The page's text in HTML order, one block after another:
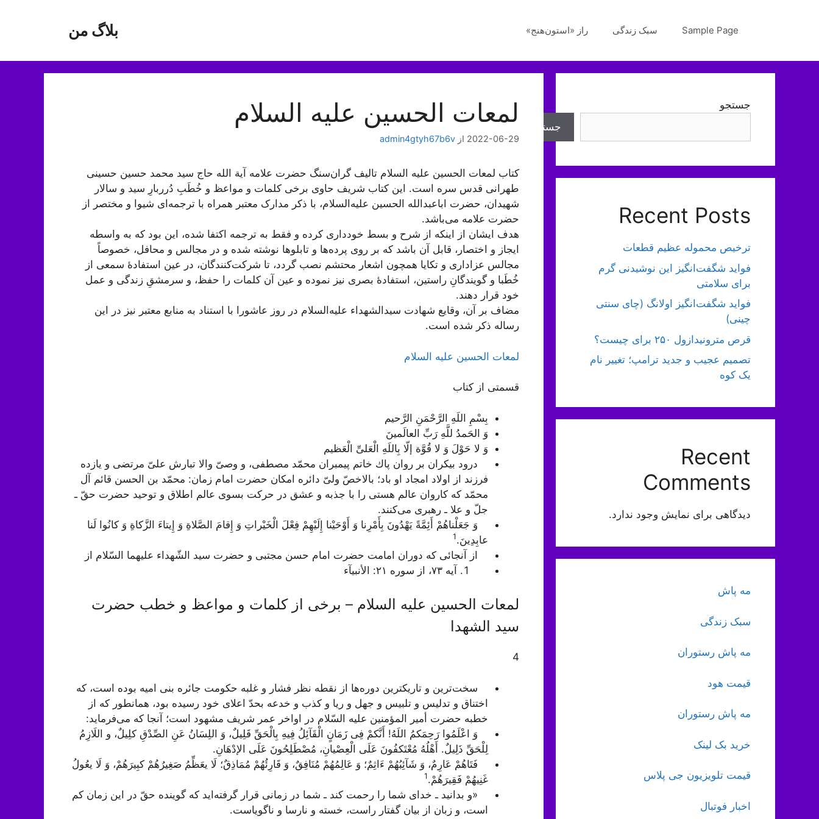
بلاگ من Sample Page سبک زندگی راز «استون‌هنج»
لمعات الحسین علیه السلام
2022-06-29 از admin4gtyh67b6v
کتاب لمعات الحسین علیه السلام تالیف گران‌سنگ حضرت علامه آیة الله حاج سید محمد حسین حسینی
طهرانی قدس سره است. این کتاب شریف حاوی برخی کلمات و مواعظ و خُطَبِ دُرربارِ سید و سالار
شهیدان، حضرت اباعبدالله الحسین علیه‌السلام، با ذکر مدارک معتبر همراه با ترجمه‌ای شیوا و مختصر از
حضرت علامه می‌باشد.
هدف ایشان از اینکه از شرح و بسط خودداری کرده و فقط به ترجمه اکتفا شده، این بود كه به واسطه
ايجاز و اختصار، قابل آن باشد كه بر روى پرده‏‌ها و تابلوها نوشته شده و در مجالس و محافل، خصوصاً
مجالس عزاداری و تکایا همچون اشعار محتشم نصب گردد، تا شرکت‌کنندگان، در عین استفادۀ سمعی از
خُطَبا و گویندگانِ راستین، استفادۀ بصری نیز نموده و عین آن کلمات را حفظ، و سرمشقِ زندگی و عمل
خود قرار دهند.
مضاف بر آن، وقایع شهادت سیدالشهداء علیه‌السلام در روز عاشورا با استناد به منابع معتبر نیز در این
رساله ذکر شده است.
لمعات الحسین علیه السلام
قسمتی از کتاب
بِسْمِ اللَهِ الرَّحْمَنِ الرَّحیم‌
وَ الحَمدُ للَّهِ رَبِّ العالَمینَ‌
وَ لا حَوْلَ وَ لا قُوَّة إلّا بِاللَهِ الْعَلىِّ الْعَظیم‌
درود بیكران بر روان پاك خاتم پیمبران محمّد مصطفى، و وصىّ والا تبارش علىّ مرتضى و یازده
فرزند از اولاد امجاد او باد؛ بالاخصّ ولىّ دائره امكان حضرت امام زمان: محمّد بن الحسن قائم آل
محمّد كه كاروان عالم هستى را با جذبه و عشق در حركت بسوى عالم اطلاق و توحید حضرت حقّ ـ
جلّ و علا ـ رهبرى مى‌كنند.
وَ جَعَلْناهُمْ أَئِمَّةً يَهْدُونَ بِأَمْرِنا وَ أَوْحَيْنا إِلَيْهِمْ فِعْلَ الْخَيْراتِ وَ إِقامَ الصَّلاةِ وَ إِيتاءَ الزَّكاةِ وَ كانُوا لَنا
عابِدِينَ.
1
از آنجائى كه دوران امامت حضرت امام حسن مجتبى و حضرت سید الشّهداء علیهما السّلام از
آيه ٧٣، از سوره ٢١: الأنبيآء
لمعات الحسین علیه السلام – برخی از کلمات و مواعظ و خطب حضرت
سید الشهدا
4
سخت‌ترین و تاریكترین دوره‌ها از نقطه نظر فشار و غلبه حكومت جائره بنى امیه بوده است، كه
اختناق و تدلیس و تلبیس و جهل و ریا و كذب و خدعه بحدّ اعلاى خود رسیده بود، همانطور كه از
خطبه حضرت أمیر المؤمنین علیه السّلام در اواخر عمر شریف مشهود است؛ آنجا كه مى‌فرماید:
وَ اعْلَمُوا رَحِمَکمُ اللَهُ! أَنَّکمْ فِى زَمَانٍ الْقَآئِلُ فِیهِ بِالْحَقِّ قَلِیلٌ، وَ اللِسَانُ عَنِ الصِّدْقِ کلِیلٌ، و اللَازِمُ
لِلْحَقِّ ذَلِیلٌ. أَهْلُهُ مُعْتَکفُونَ عَلَى الْعِصْیانِ، مُصْطَلِحُونَ عَلَى الإدْهَانِ.
فَتَاهُمْ عَارِمٌ، وَ شَآئِبُهُمْ ءَاثِمٌ؛ وَ عَالِمُهُمْ مُنَافِقٌ، وَ قَارِئُهُمْ مُمَاذِقٌ؛ لَا یعَظِّمُ صَغِیرُهُمْ کبِیرَهُمْ، وَ لَا یعُولُ
غَنِیهُمْ فَقِیرَهُمْ.1
«و بدانید ـ خداى شما را رحمت كند ـ شما در زمانى قرار گرفته‌اید كه گوینده حقّ در این زمان كم
است، و زبان از بیان گفتار راست، خسته و نارسا و ناگویاست.
جستجو
جستجو
Recent Posts
ترخیص محموله عظیم قطعات
فواید شگفت‌انگیز این نوشیدنی گرم
برای سلامتی
فواید شگفت‌انگیز اولانگ (چای سنتی
چینی)
قرص مترونیدازول ۲۵۰ برای چیست؟
تصمیم عجیب و جدید ترامپ؛ تغییر نام
یک کوه
Recent
Comments
دیدگاهی برای نمایش وجود ندارد.
مه پاش
سبک زندگی
مه پاش رستوران
قیمت هود
مه پاش رستوران
خرید بک لینک
قیمت تلویزیون جی پلاس
اخبار فوتبال